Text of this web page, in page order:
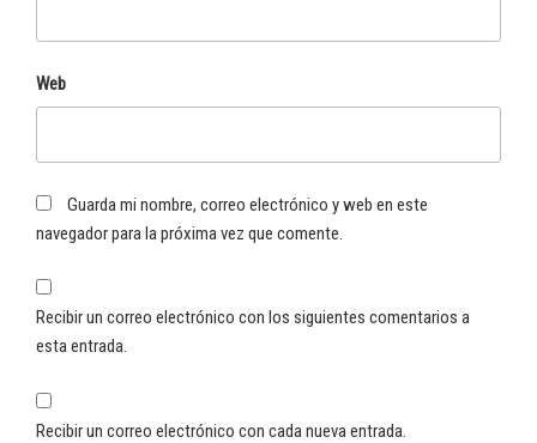
Web
Guarda mi nombre, correo electrónico y web en este
navegador para la próxima vez que comente.
Recibir un correo electrónico con los siguientes comentarios a
esta entrada.
Recibir un correo electrónico con cada nueva entrada.